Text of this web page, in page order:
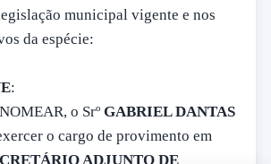
municipal vigente e nos
da espécie:
:
o SrºGABRIEL DANTAS
o cargo de provimento em
ADJUNTO DE